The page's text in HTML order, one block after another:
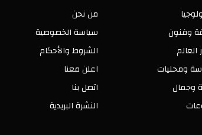
من نحن
سياسة الخصوصية
الشروط والأحكام
اعلن معنا
اتصل بنا
النشرة البريدية